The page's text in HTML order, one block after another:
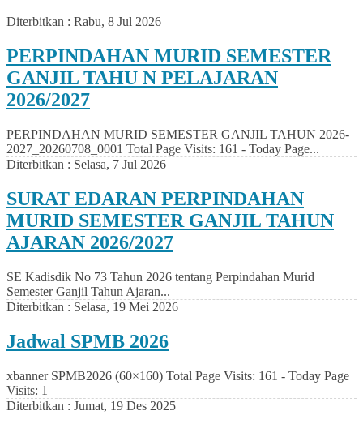
Diterbitkan : Rabu, 8 Jul 2026
PERPINDAHAN MURID SEMESTER
GANJIL TAHU N PELAJARAN
2026/2027
PERPINDAHAN MURID SEMESTER GANJIL TAHUN 2026-
2027_20260708_0001 Total Page Visits: 161 - Today Page...
Diterbitkan : Selasa, 7 Jul 2026
SURAT EDARAN PERPINDAHAN
MURID SEMESTER GANJIL TAHUN
AJARAN 2026/2027
SE Kadisdik No 73 Tahun 2026 tentang Perpindahan Murid
Semester Ganjil Tahun Ajaran...
Diterbitkan : Selasa, 19 Mei 2026
Jadwal SPMB 2026
xbanner SPMB2026 (60×160) Total Page Visits: 161 - Today Page
Visits: 1
Diterbitkan : Jumat, 19 Des 2025